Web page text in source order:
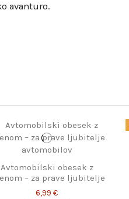
avanturo.
Avtomobilski obesek z
– za prave ljubitelje
avtomobilov
6,99 €